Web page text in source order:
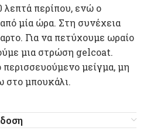
λεπτά περίπου, ενώ ο
μία ώρα. Στη συνέχεια
Για να πετύχουμε ωραίο
μια στρώση gelcoat.
μείγμα, μη
στο μπουκάλι.